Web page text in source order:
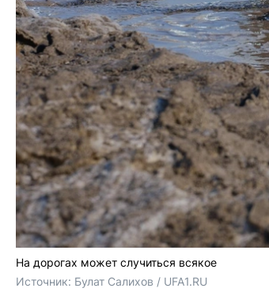
На дорогах может случиться всякое
Источник: Булат Салихов / UFA1.RU